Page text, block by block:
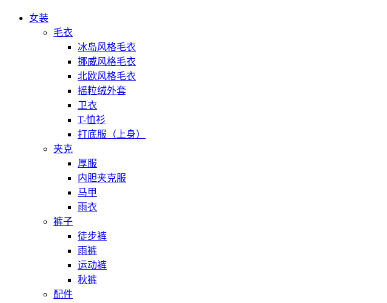
女装
毛衣
冰岛风格毛衣
挪威风格毛衣
北欧风格毛衣
摇粒绒外套
卫衣
T-恤衫
打底服（上身）
夹克
厚服
内胆夹克服
马甲
雨衣
裤子
徒步裤
雨裤
运动裤
秋裤
配件